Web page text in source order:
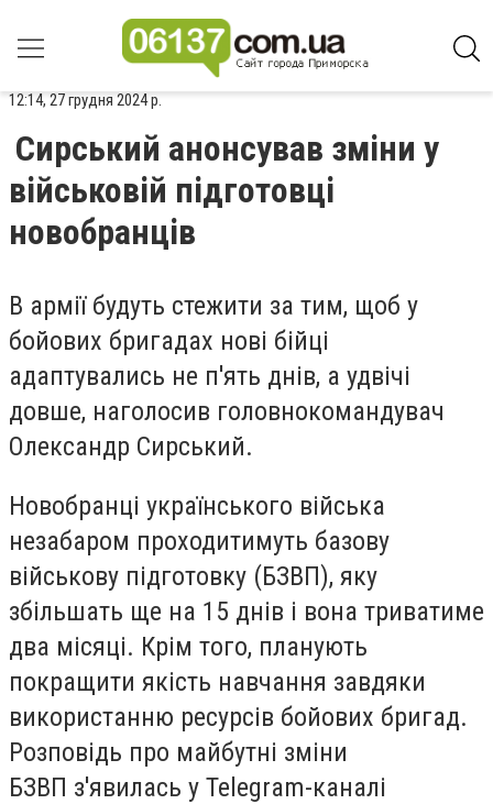
12:14, 27 грудня 2024 р.
Сирський анонсував зміни у
військовій підготовці
новобранців
В армії будуть стежити за тим, щоб у
бойових бригадах нові бійці
адаптувались не п'ять днів, а удвічі
довше, наголосив головнокомандувач
Олександр Сирський.
Новобранці українського війська
незабаром проходитимуть базову
військову підготовку (БЗВП), яку
збільшать ще на 15 днів і вона триватиме
два місяці. Крім того, планують
покращити якість навчання завдяки
використанню ресурсів бойових бригад.
Розповідь про майбутні зміни
БЗВП з'явилась у Telegram-каналі